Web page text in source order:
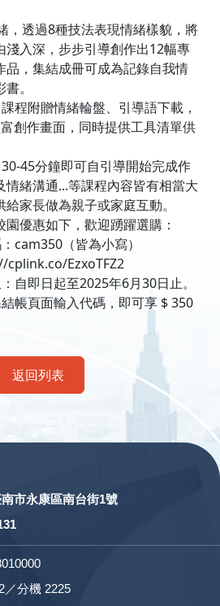
，透過8種技法表現情緒樣貌，將
淺入深，步步引導創作出12幅專
品，集結成冊可成為記錄自我情
。
程附贈情緒輪盤、引導語下載，
創作畫面，同時提供工具清單供
45分鐘即可自引導開始完成作
緒溝通...等課程內容皆有相當大
家長做為親子或家庭互動。
優惠如下，歡迎踴躍選購：
cam350（皆為小寫）
cplink.co/EzxoTFZ2
自即日起至2025年6月30日止。
帳頁面輸入代碼，即可享 $ 350
返回列表
市永康區南台街1號
／分機 2225